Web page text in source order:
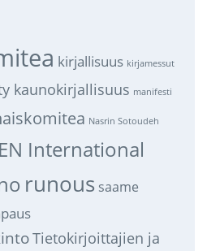
kirjallisuus kirjamessut
kaunokirjallisuus manifesti
Nasrin Sotoudeh
International
runous saame
Tietokirjoittajien ja